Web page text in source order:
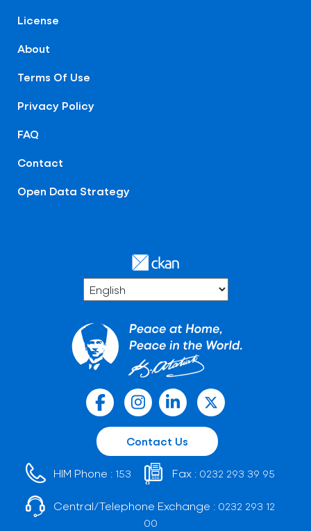
License
About
Terms Of Use
Privacy Policy
FAQ
Contact
Open Data Strategy
Contact Us
HIM Phone : 153 Fax : 0232 293 39 95
Central/Telephone Exchange : 0232 293 12
00